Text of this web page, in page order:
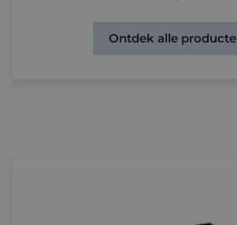
Ontdek alle